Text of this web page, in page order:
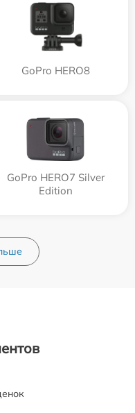
GoPro HERO8
GoPro HERO7 Silver
Edition